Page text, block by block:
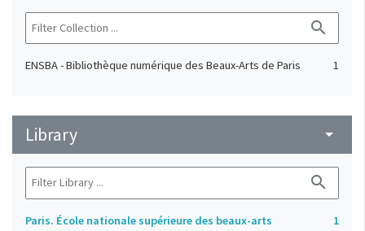
search
ENSBA - Bibliothèque numérique des Beaux-Arts de Paris 1
Library arrow_drop_down
search
Paris. École nationale supérieure des beaux-arts 1